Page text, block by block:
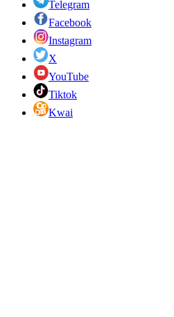
Telegram
Facebook
Instagram
X
YouTube
Tiktok
Kwai